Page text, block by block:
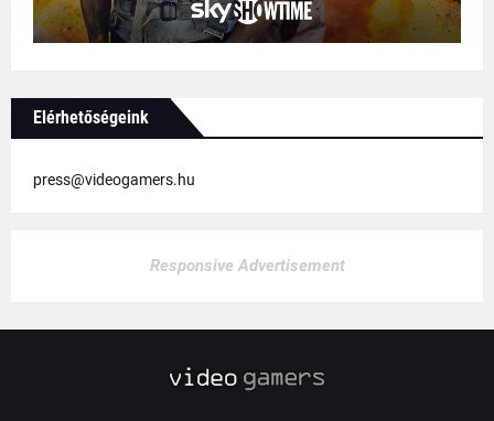
Elérhetőségeink
press@videogamers.hu
Responsive Advertisement